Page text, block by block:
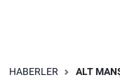
HABERLER ALT